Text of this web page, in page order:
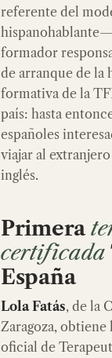
referente del
formador
de arranque de la
formativa de la
país: hasta
españoles
viajar al
inglés.
Primera
certificada
España
Lola Fatás, de la
Zaragoza,
oficial de